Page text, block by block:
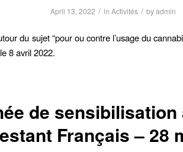
April 13, 2022 / in Activités / byadmin
du sujet “pour ou contre l’usage du
8 avril 2022.
de sensibilisation
Français – 28